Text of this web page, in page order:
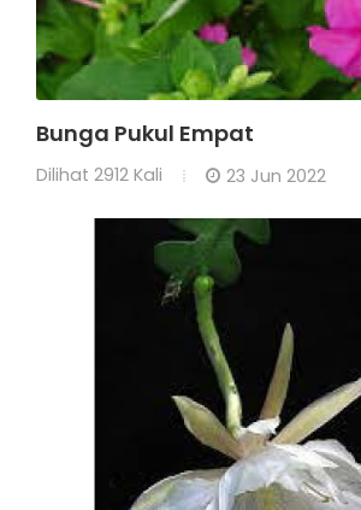
Bunga Pukul Empat
Dilihat 2912 Kali 23 Jun 2022